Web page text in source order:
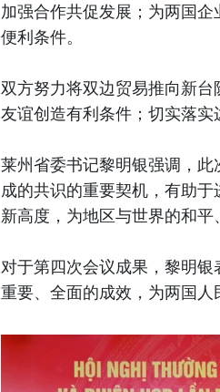
加强合作共促发展；为两国
便利条件。
双方努力将双边贸易推向新
友谊创造有利条件；切实落
莱州省委书记黎明银强调，
成的共识的重要契机，有助
新高度，为地区与世界的和
对于第四次会议成果，黎明
重要、全面的成效，为两国